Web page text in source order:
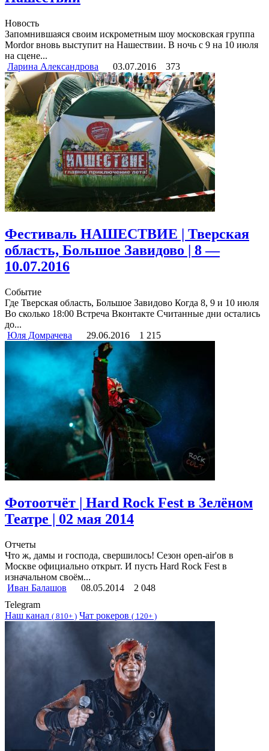
Новость
Запомнившаяся своим искрометным шоу московская группа
Mordor вновь выступит на Нашествии. В ночь с 9 на 10 июля
на сцене...
Ларина Александрова
03.07.2016 373
Фестиваль НАШЕСТВИЕ | Тверская
область, Большое Завидово | 8 —
10.07.2016
Событие
Где Тверская область, Большое Завидово Когда 8, 9 и 10 июля
Во сколько 18:00 Встреча Вконтакте Считанные дни остались
до...
Юля Домрачева
29.06.2016 1 215
Фотоотчёт | Hard Rock Fest в Зелёном
Театре | 02 мая 2014
Отчеты
Что ж, дамы и господа, свершилось! Сезон open-air'ов в
Москве официально открыт. И пусть Hard Rock Fest в
изначальном своём...
Иван Балашов
08.05.2014
2 048
Telegram
Наш канал ( 810+ ) Чат рокеров ( 120+ )